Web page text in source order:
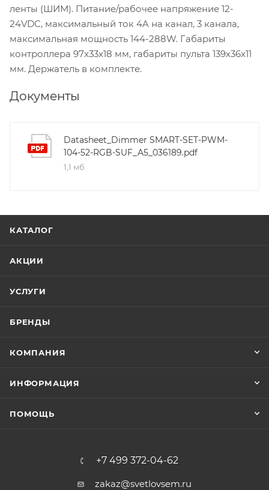
ленты (ШИМ). Питание/рабочее напряжение 12-
24VDC, максимальный ток 4A на канал, 3 канала,
максимальная мощность 144-288W. Габариты
контроллера 97x33x18 мм, габариты пульта 139x36x11
мм. Держатель в комплекте.
Документы
Datasheet_Dimmer SMART-SET-PWM-
104-52-RGB-SUF_A5_036189.pdf
1,1 мб
КАТАЛОГ
АКЦИИ
УСЛУГИ
БРЕНДЫ
КОМПАНИЯ
ИНФОРМАЦИЯ
ПОМОЩЬ
+7 499 372-04-62
zakaz@svetlovsem.ru